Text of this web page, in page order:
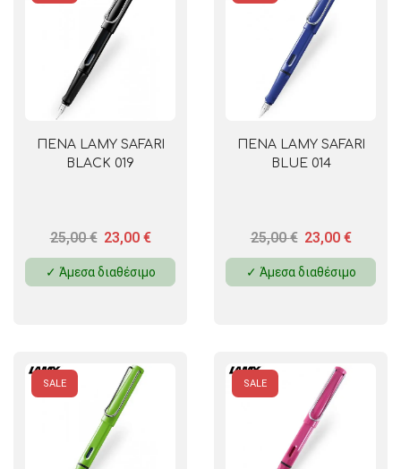
ΠΕΝΑ LAMY SAFARI
BLACK 019
25,00€ 23,00 €
✓ Άμεσα διαθέσιμο
ΠΕΝΑ LAMY SAFARI
BLUE 014
25,00€ 23,00 €
✓ Άμεσα διαθέσιμο
SALE SALE